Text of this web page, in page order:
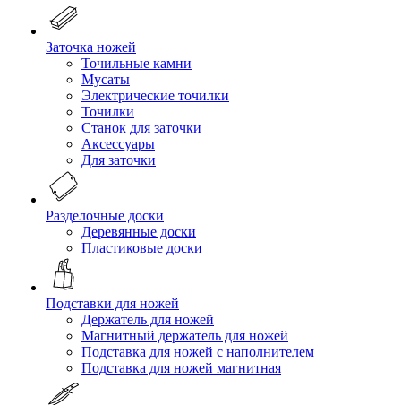
Заточка ножей
Точильные камни
Мусаты
Электрические точилки
Точилки
Станок для заточки
Аксессуары
Для заточки
Разделочные доски
Деревянные доски
Пластиковые доски
Подставки для ножей
Держатель для ножей
Магнитный держатель для ножей
Подставка для ножей с наполнителем
Подставка для ножей магнитная